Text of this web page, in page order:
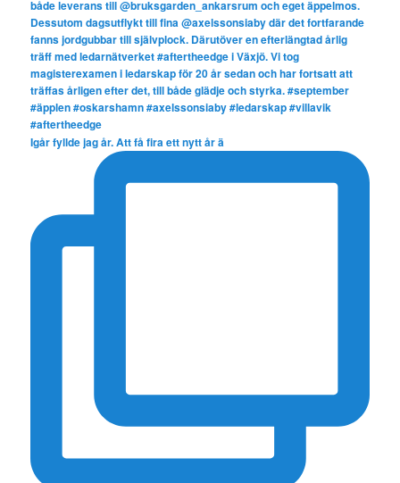
Igår fyllde jag år. Att få fira ett nytt år ä